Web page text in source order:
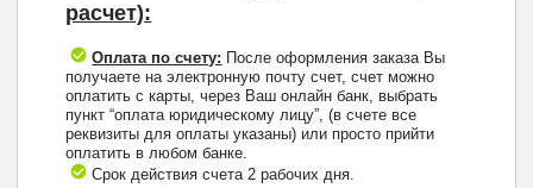
расчет):
Оплата по счету: После оформления заказа Вы
получаете на электронную почту счет, счет можно
оплатить с карты, через Ваш онлайн банк, выбрать
пункт “оплата юридическому лицу”, (в счете все
реквизиты для оплаты указаны) или просто прийти
оплатить в любом банке.
Срок действия счета 2 рабочих дня.